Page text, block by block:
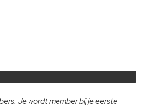
Je wordt member bij je eerste